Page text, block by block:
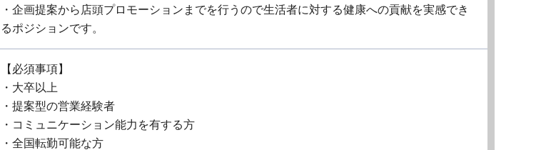
・企画提案から店頭プロモーションまでを行うので生活者に対する健康への貢献を実感でき
るポジションです。
【必須事項】
・大卒以上
・提案型の営業経験者
・コミュニケーション能力を有する方
・全国転勤可能な方